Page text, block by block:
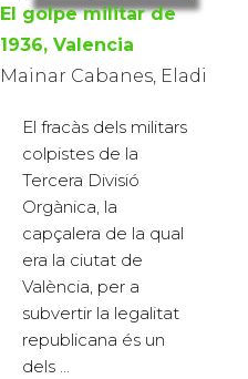
El golpe militar de
1936, Valencia
Mainar Cabanes, Eladi
El fracàs dels militars
colpistes de la
Tercera Divisió
Orgànica, la
capçalera de la qual
era la ciutat de
València, per a
subvertir la legalitat
republicana és un
dels ...